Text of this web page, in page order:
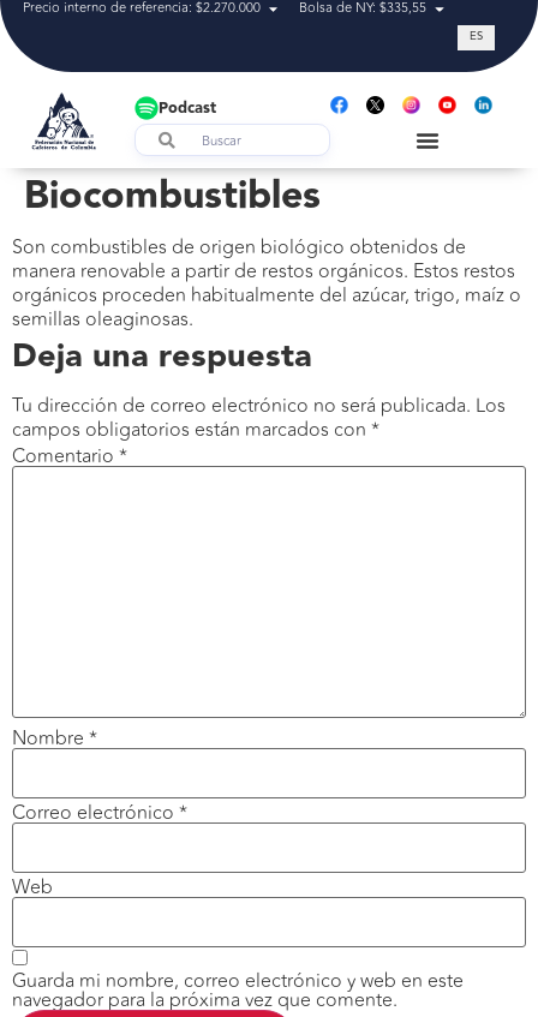
Precio interno de referencia: $2.270.000 Bolsa de NY: $335,55 Tasa de
ES
Podcast
Biocombustibles
Son combustibles de origen biológico obtenidos de
manera renovable a partir de restos orgánicos. Estos restos
orgánicos proceden habitualmente del azúcar, trigo, maíz o
semillas oleaginosas.
Deja una respuesta
Tu dirección de correo electrónico no será publicada. Los
campos obligatorios están marcados con *
Comentario *
Nombre *
Correo electrónico *
Web
Guarda mi nombre, correo electrónico y web en este
navegador para la próxima vez que comente.